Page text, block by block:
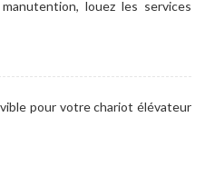
louez les services
pour votre chariot élévateur